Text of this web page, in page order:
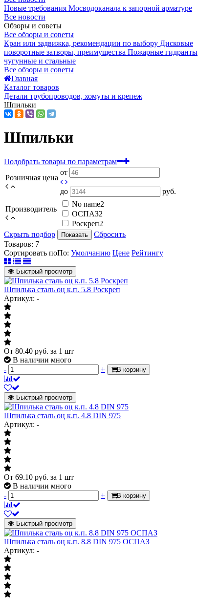
Новые требования Мосводоканала к запорной арматуре
Все новости
Обзоры и советы
Все обзоры и советы
Кран или задвижка, рекомендации по выбору Дисковые
поворотные затворы, преимущества Пожарные гидранты
чугунные и стальные
Все обзоры и советы
Главная
Каталог товаров
Детали трубопроводов, хомуты и крепеж
Шпильки
Шпильки
Подобрать товары по параметрам
Розничная цена
от
до руб.
Производитель
No name2
ОСПАЗ2
Роскреп2
Скрыть подбор
Показать
Сбросить
Товаров: 7
Сортировать поПо: Умолчанию Цене Рейтингу
Быстрый просмотр
Шпилька сталь оц к.п. 5.8 Роскреп
Артикул: -
От 80.40 руб. за 1 шт
В наличии много
-
+ В корзину
Быстрый просмотр
Шпилька сталь оц к.п. 4.8 DIN 975
Артикул: -
От 69.10 руб. за 1 шт
В наличии много
-
+ В корзину
Быстрый просмотр
Шпилька сталь оц к.п. 8.8 DIN 975 ОСПАЗ
Артикул: -